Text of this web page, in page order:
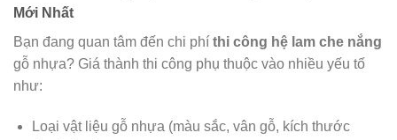
Mới Nhất
Bạn đang quan tâm đến chi phí thi công hệ lam che nắng
gỗ nhựa? Giá thành thi công phụ thuộc vào nhiều yếu tố
như:
Loại vật liệu gỗ nhựa (màu sắc, vân gỗ, kích thước